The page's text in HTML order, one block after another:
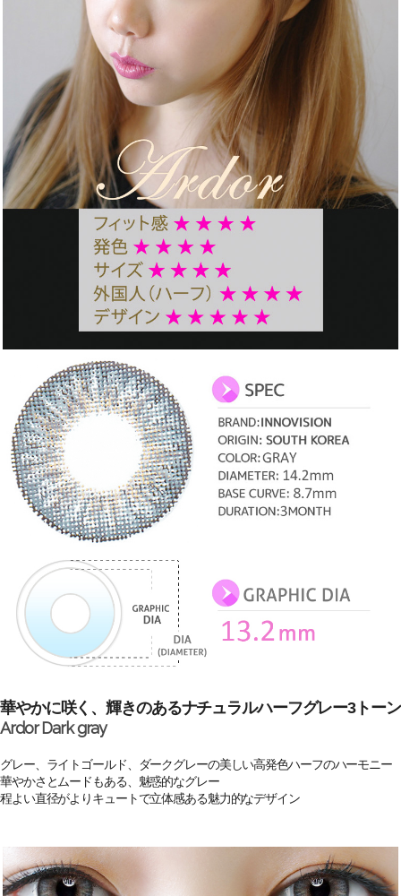
華やかに咲く、輝きのあるナチュラルハーフグレー3トーン
Ardor Dark gray
グレー、ライトゴールド、ダークグレーの美しい高発色ハーフのハーモニー
華やかさとムードもある、魅惑的なグレー
程よい直径がよりキュートで立体感ある魅力的なデザイン